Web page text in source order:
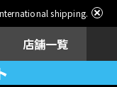
shipping.
店舗一覧